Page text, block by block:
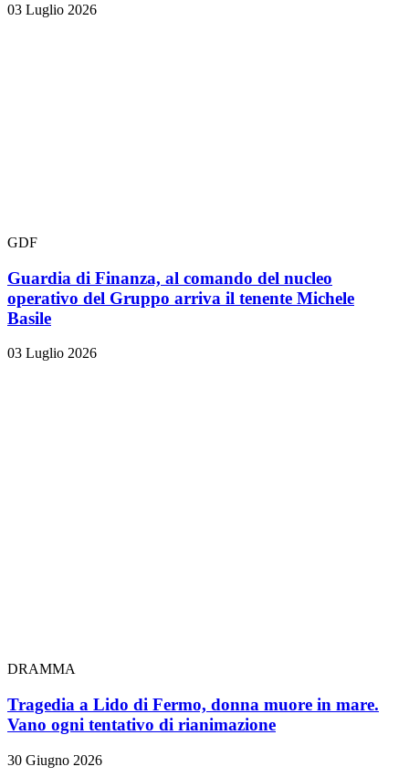
03 Luglio 2026
GDF
Guardia di Finanza, al comando del nucleo
operativo del Gruppo arriva il tenente Michele
Basile
03 Luglio 2026
DRAMMA
Tragedia a Lido di Fermo, donna muore in mare.
Vano ogni tentativo di rianimazione
30 Giugno 2026